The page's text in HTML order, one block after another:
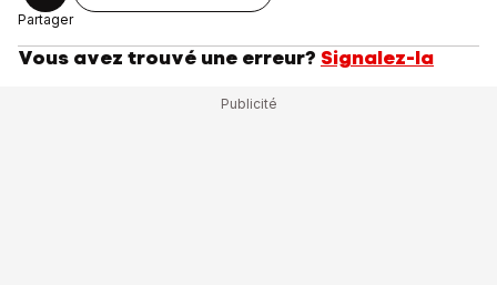
Partager
Vous avez trouvé une erreur? Signalez-la